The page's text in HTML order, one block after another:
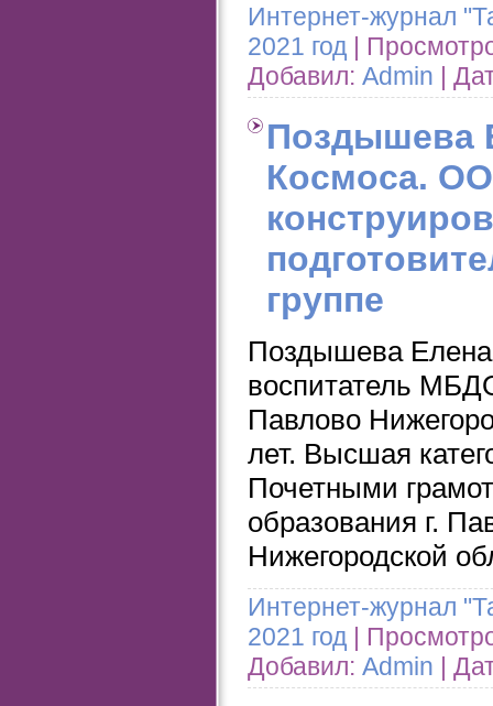
Интернет-журнал
2021 год |
Добавил: Admin |
Поздышева
Космоса.
группе
Поздышева
воспитатель
Павлово
лет. Высшая
Почетными
образования г.
Нижегородской
Интернет-журнал
2021 год |
Добавил: Admin |